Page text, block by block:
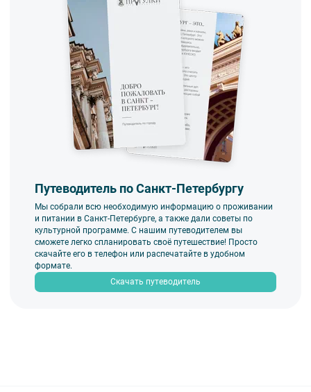
Путеводитель по Санкт-Петербургу
Мы собрали всю необходимую информацию о проживании
и питании в Санкт-Петербурге, а также дали советы по
культурной программе. С нашим путеводителем вы
сможете легко спланировать своё путешествие! Просто
скачайте его в телефон или распечатайте в удобном
формате.
Скачать путеводитель